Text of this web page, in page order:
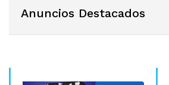
Anuncios Destacados